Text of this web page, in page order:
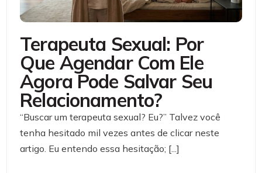
Terapeuta Sexual: Por
Que Agendar Com Ele
Agora Pode Salvar Seu
Relacionamento?
“Buscar um terapeuta sexual? Eu?” Talvez você
tenha hesitado mil vezes antes de clicar neste
artigo. Eu entendo essa hesitação; [...]